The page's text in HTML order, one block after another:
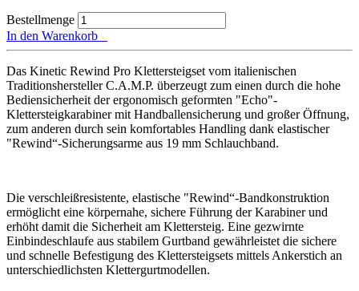
Bestellmenge
In den Warenkorb
Das Kinetic Rewind Pro Klettersteigset vom italienischen
Traditionshersteller C.A.M.P. überzeugt zum einen durch die hohe
Bediensicherheit der ergonomisch geformten "Echo"-
Klettersteigkarabiner mit Handballensicherung und großer Öffnung,
zum anderen durch sein komfortables Handling dank elastischer
"Rewind“-Sicherungsarme aus 19 mm Schlauchband.
Die verschleißresistente, elastische "Rewind“-Bandkonstruktion
ermöglicht eine körpernahe, sichere Führung der Karabiner und
erhöht damit die Sicherheit am Klettersteig. Eine gezwirnte
Einbindeschlaufe aus stabilem Gurtband gewährleistet die sichere
und schnelle Befestigung des Klettersteigsets mittels Ankerstich an
unterschiedlichsten Klettergurtmodellen.